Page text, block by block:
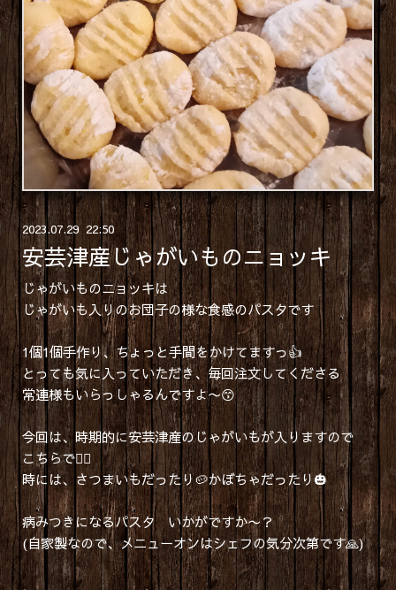
2023.07.29 22:50
安芸津産じゃがいものニョッキ
じゃがいものニョッキは
じゃがいも入りのお団子の様な食感のパスタです
1個1個手作り、ちょっと手間をかけてますっ👍
とっても気に入っていただき、毎回注文してくださる
常連様もいらっしゃるんですよ〜😙
今回は、時期的に安芸津産のじゃがいもが入りますので
こちらで💁‍♂️
時には、さつまいもだったり🥔かぼちゃだったり🎃
病みつきになるパスタ いかがですか〜？
(自家製なので、メニューオンはシェフの気分次第です🙏)